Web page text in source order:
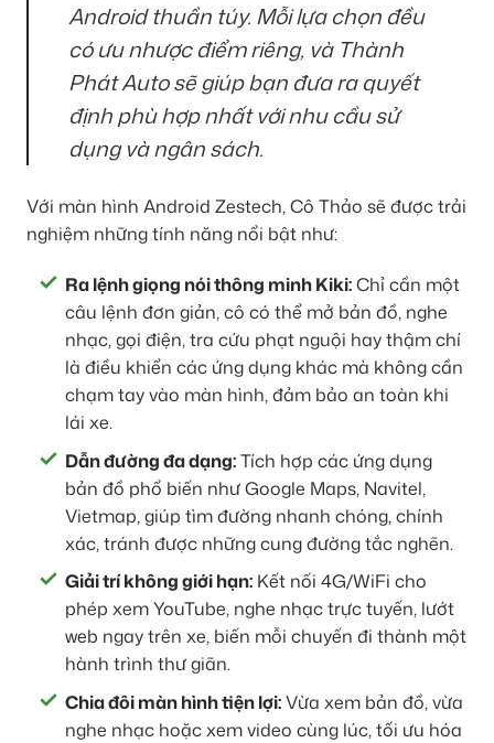
Android thuần túy. Mỗi lựa chọn đều
có ưu nhược điểm riêng, và Thành
Phát Auto sẽ giúp bạn đưa ra quyết
định phù hợp nhất với nhu cầu sử
dụng và ngân sách.
Với màn hình Android Zestech, Cô Thảo sẽ được trải
nghiệm những tính năng nổi bật như:
Ra lệnh giọng nói thông minh Kiki:Chỉ cần một
câu lệnh đơn giản, cô có thể mở bản đồ, nghe
nhạc, gọi điện, tra cứu phạt nguội hay thậm chí
là điều khiển các ứng dụng khác mà không cần
chạm tay vào màn hình, đảm bảo an toàn khi
lái xe.
Dẫn đường đa dạng:Tích hợp các ứng dụng
bản đồ phổ biến như Google Maps, Navitel,
Vietmap, giúp tìm đường nhanh chóng, chính
xác, tránh được những cung đường tắc nghẽn.
Giải trí không giới hạn: Kết nối 4G/WiFi cho
phép xem YouTube, nghe nhạc trực tuyến, lướt
web ngay trên xe, biến mỗi chuyến đi thành một
hành trình thư giãn.
Chia đôi màn hình tiện lợi:Vừa xem bản đồ, vừa
nghe nhạc hoặc xem video cùng lúc, tối ưu hóa